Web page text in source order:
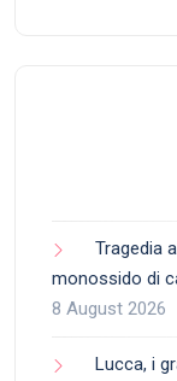
Tragedia
monossido di
8 August 2026
Lucca, i